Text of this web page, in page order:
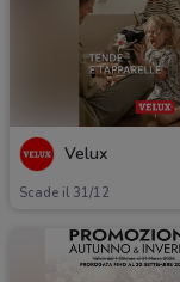
Velux
Scade il 31/12